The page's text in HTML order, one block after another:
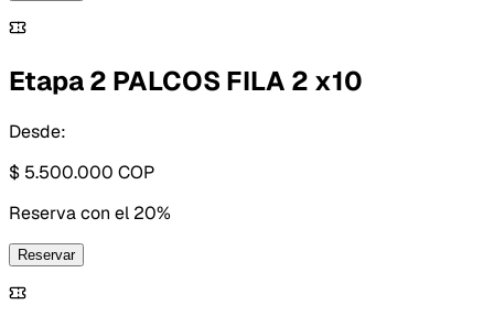
Etapa 2 PALCOS FILA 2 x10
Desde:
$ 5.500.000 COP
Reserva con el 20%
Reservar